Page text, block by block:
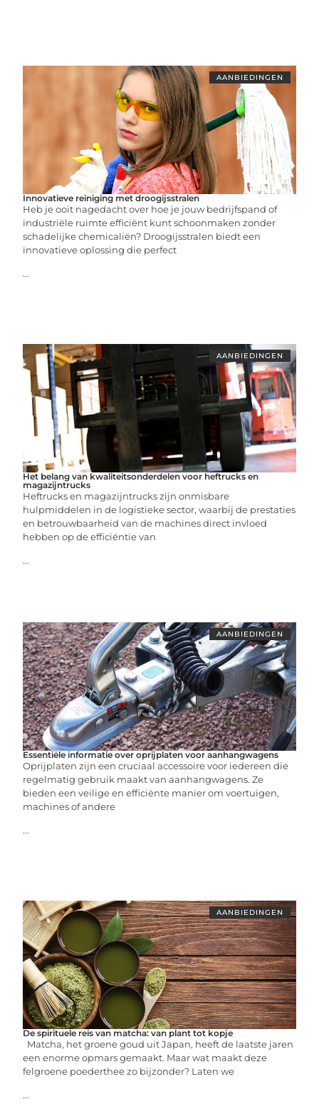
AANBIEDINGEN
Innovatieve reiniging met droogijsstralen
Heb je ooit nagedacht over hoe je jouw bedrijfspand of
industriële ruimte efficiënt kunt schoonmaken zonder
schadelijke chemicaliën? Droogijsstralen biedt een
innovatieve oplossing die perfect
...
AANBIEDINGEN
Het belang van kwaliteitsonderdelen voor heftrucks en
magazijntrucks
Heftrucks en magazijntrucks zijn onmisbare
hulpmiddelen in de logistieke sector, waarbij de prestaties
en betrouwbaarheid van de machines direct invloed
hebben op de efficiëntie van
...
AANBIEDINGEN
Essentiële informatie over oprijplaten voor aanhangwagens
Oprijplaten zijn een cruciaal accessoire voor iedereen die
regelmatig gebruik maakt van aanhangwagens. Ze
bieden een veilige en efficiënte manier om voertuigen,
machines of andere
...
AANBIEDINGEN
De spirituele reis van matcha: van plant tot kopje
Matcha, het groene goud uit Japan, heeft de laatste jaren
een enorme opmars gemaakt. Maar wat maakt deze
felgroene poederthee zo bijzonder? Laten we
...